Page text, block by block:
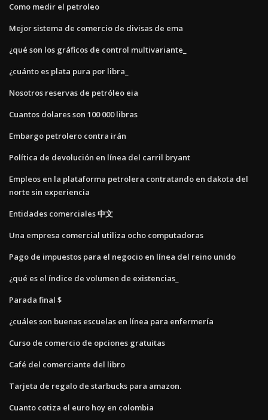
Como medir el petroleo
Mejor sistema de comercio de divisas de ema
¿qué son los gráficos de control multivariante_
¿cuánto es plata pura por libra_
Nosotros reservas de petróleo eia
Cuantos dolares son 100 000 libras
Embargo petrolero contra irán
Política de devolución en línea del carril bryant
Empleos en la plataforma petrolera contratando en dakota del
norte sin experiencia
Entidades comerciales 中文
Una empresa comercial utiliza ocho computadoras
Pago de impuestos para el negocio en línea del reino unido
¿qué es el índice de volumen de existencias_
Parada final $
¿cuáles son buenas escuelas en línea para enfermería
Curso de comercio de opciones gratuitas
Café del comerciante del libro
Tarjeta de regalo de starbucks para amazon.
Cuanto cotiza el euro hoy en colombia